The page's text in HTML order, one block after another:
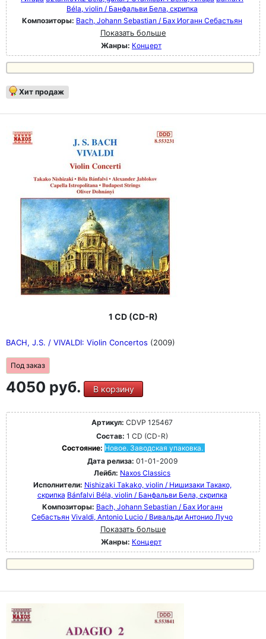
Béla, violin / Банфальви Бела, скрипка
Композиторы: Bach, Johann Sebastian / Бах Иоганн Себастьян
Показать больше
Жанры: Концерт
Хит продаж
1 CD (CD-R)
BACH, J.S. / VIVALDI: Violin Concertos (2009)
Под заказ
4050 руб. В корзину
Артикул: CDVP 125467
Состав: 1 CD (CD-R)
Состояние: Новое. Заводская упаковка.
Дата релиза: 01-01-2009
Лейбл: Naxos Classics
Исполнители: Nishizaki Takako, violin / Нишизаки Такако,
скрипка Bánfalvi Béla, violin / Банфальви Бела, скрипка
Композиторы: Bach, Johann Sebastian / Бах Иоганн
Себастьян Vivaldi, Antonio Lucio / Вивальди Антонио Лучо
Показать больше
Жанры: Концерт